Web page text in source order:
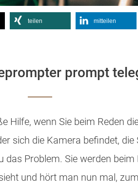
teilen mitteilen
prompt
Hilfe, wenn Sie beim Reden
sich die Kamera befindet, die
das Problem. Sie werden
und hört man nun mal,